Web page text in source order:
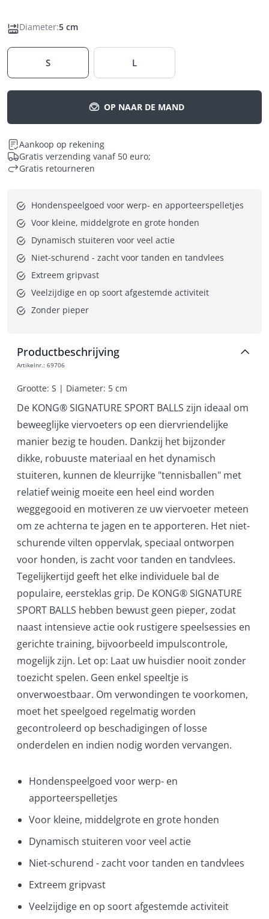
Diameter:5 cm
S L
OP NAAR DE MAND
Aankoop op rekening
Gratis verzending vanaf 50 euro;
Gratis retourneren
Hondenspeelgoed voor werp- en apporteerspelletjes
Voor kleine, middelgrote en grote honden
Dynamisch stuiteren voor veel actie
Niet-schurend - zacht voor tanden en tandvlees
Extreem gripvast
Veelzijdige en op soort afgestemde activiteit
Zonder pieper
Productbeschrijving
Artikelnr.: 69706
Grootte: S | Diameter: 5 cm
De KONG® SIGNATURE SPORT BALLS zijn ideaal om
beweeglijke viervoeters op een diervriendelijke
manier bezig te houden. Dankzij het bijzonder
dikke, robuuste materiaal en het dynamisch
stuiteren, kunnen de kleurrijke "tennisballen" met
relatief weinig moeite een heel eind worden
weggegooid en motiveren ze uw viervoeter meteen
om ze achterna te jagen en te apporteren. Het niet-
schurende vilten oppervlak, speciaal ontworpen
voor honden, is zacht voor tanden en tandvlees.
Tegelijkertijd geeft het elke individuele bal de
populaire, eersteklas grip. De KONG® SIGNATURE
SPORT BALLS hebben bewust geen pieper, zodat
naast intensieve actie ook rustigere speelsessies en
gerichte training, bijvoorbeeld impulscontrole,
mogelijk zijn. Let op: Laat uw huisdier nooit zonder
toezicht spelen. Geen enkel speeltje is
onverwoestbaar. Om verwondingen te voorkomen,
moet het speelgoed regelmatig worden
gecontroleerd op beschadigingen of losse
onderdelen en indien nodig worden vervangen.
Hondenspeelgoed voor werp- en
apporteerspelletjes
Voor kleine, middelgrote en grote honden
Dynamisch stuiteren voor veel actie
Niet-schurend - zacht voor tanden en tandvlees
Extreem gripvast
Veelzijdige en op soort afgestemde activiteit